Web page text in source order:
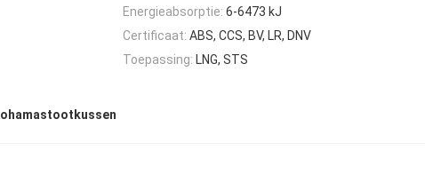
Energieabsorptie: 6-6473 kJ
Certificaat: ABS, CCS, BV, LR, DNV
Toepassing: LNG, STS